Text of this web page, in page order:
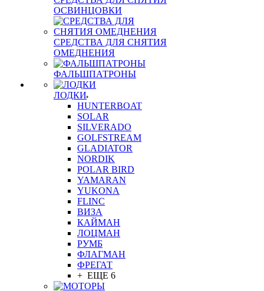
ОСВИНЦОВКИ
СРЕДСТВА ДЛЯ СНЯТИЯ
ОМЕДНЕНИЯ
ФАЛЬШПАТРОНЫ
ЛОДКИ
HUNTERBOAT
SOLAR
SILVERADO
GOLFSTREAM
GLADIATOR
NORDIK
POLAR BIRD
YAMARAN
YUKONA
FLINC
ВИЗА
КАЙМАН
ЛОЦМАН
РУМБ
ФЛАГМАН
ФРЕГАТ
+ ЕЩЕ 6